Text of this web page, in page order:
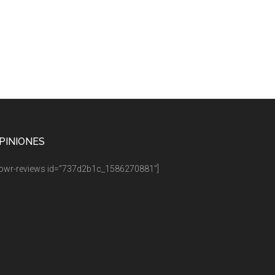
reviews id=”737d2b1c_1586270881″]